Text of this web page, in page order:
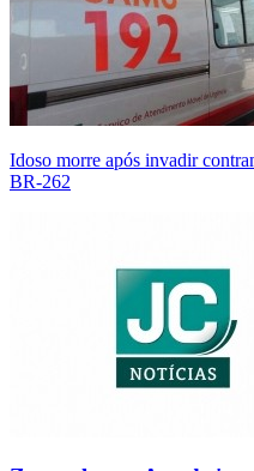
Idoso morre após invadir
BR-262